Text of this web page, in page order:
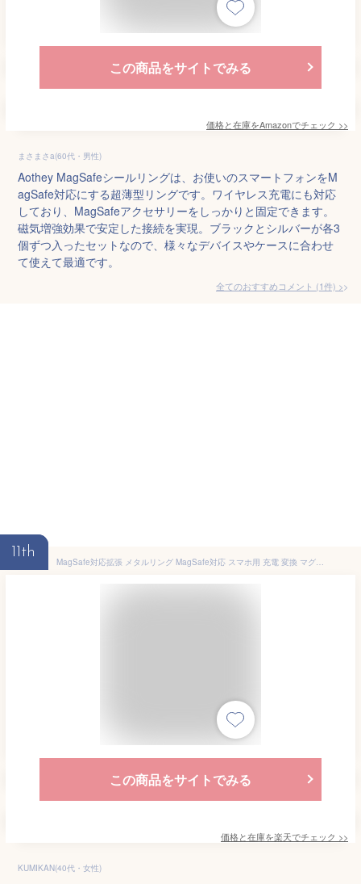
この商品をサイトでみる
価格と在庫をAmazonでチェック >>
まさまさa(60代・男性)
Aothey MagSafeシールリングは、お使いのスマートフォンをM
agSafe対応にする超薄型リングです。ワイヤレス充電にも対応
しており、MagSafeアクセサリーをしっかりと固定できます。
磁気増強効果で安定した接続を実現。ブラックとシルバーが各3
個ずつ入ったセットなので、様々なデバイスやケースに合わせ
て使えて最適です。
全てのおすすめコメント (1件) >
11th
MagSafe対応拡張 メタルリング MagSafe対応 スマホ用 充電 変換 マグセーフ シール メタル リング 金属 8色 車載 スマートフォン アイフォン galaxy アルミニウム合金 リングシール Android iPhone 14 iPhone13 iPhone12 MagSafe対応金属製リングステッカー magsafe リング
この商品をサイトでみる
価格と在庫を楽天でチェック >>
KUMIKAN(40代・女性)